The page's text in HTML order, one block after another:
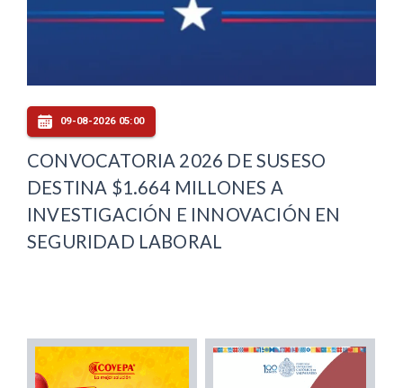
09-08-2026 05:00
CONVOCATORIA 2026 DE SUSESO
DESTINA $1.664 MILLONES A
INVESTIGACIÓN E INNOVACIÓN EN
SEGURIDAD LABORAL